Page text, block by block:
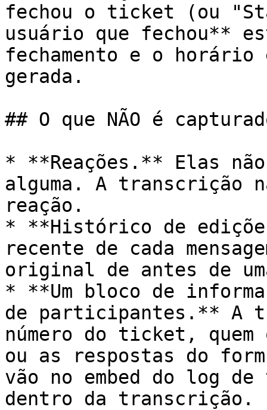
fechou o ticket (ou
usuário que fechou**
fechamento e o
gerada.
## O que NÃO é
* **Reações.** Elas não
alguma. A transcrição
reação.
* **Histórico de
recente de cada
original de antes de
* **Um bloco de
de participantes.** A
número do ticket,
ou as respostas do
vão no embed do log
dentro da transcrição.